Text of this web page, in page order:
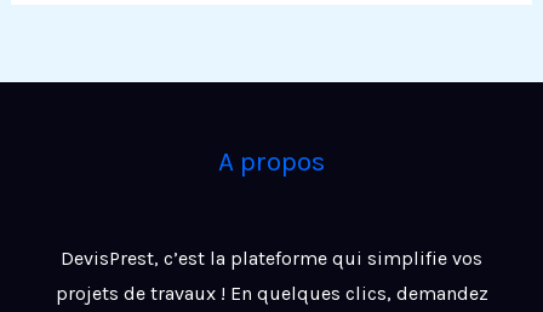
A propos
DevisPrest, c’est la plateforme qui simplifie vos
projets de travaux ! En quelques clics, demandez